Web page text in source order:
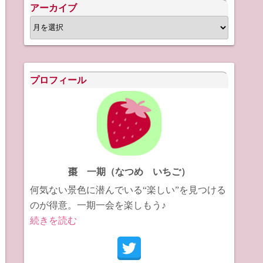
アーカイブ
ア
ー
ブ
プロフィール
棗 一期（なつめ いちご）
何気ない景色に潜んでいる“楽しい”を見つける
のが得意。一期一会を楽しもう♪
続きを読む